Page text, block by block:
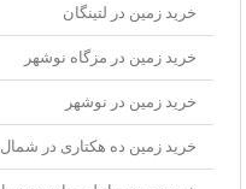
خرید زمین در لتینگان
خرید زمین در مزگاه نوشهر
خرید زمین در نوشهر
خرید زمین ده هکتاری در شمال